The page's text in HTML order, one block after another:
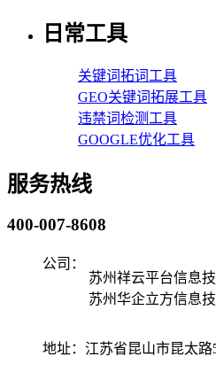
日常工具
关键词拓词工具
GEO关键词拓展工具
违禁词检测工具
GOOGLE优化工具
服务热线
400-007-8608
公司：
苏州祥云平台信息
苏州华企立方信息
地址：江苏省昆山市昆太